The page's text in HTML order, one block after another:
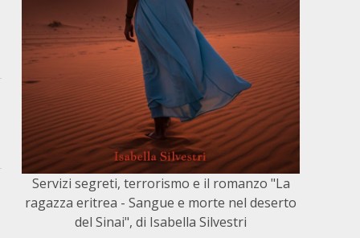
Servizi segreti, terrorismo e il romanzo "La
ragazza eritrea - Sangue e morte nel deserto
del Sinai", di Isabella Silvestri